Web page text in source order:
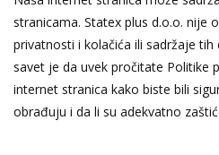
stranicama. Statex plus d.o.o. nije
privatnosti i kolačića ili sadržaje
savet je da uvek pročitate Politike
internet stranica kako biste bili
obrađuju i da li su adekvatno